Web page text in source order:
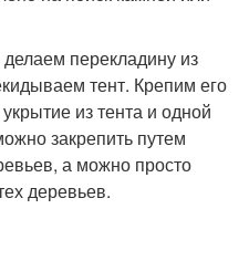
перекладину из
тент. Крепим его
из тента и одной
закрепить путем
а можно просто
деревьев.